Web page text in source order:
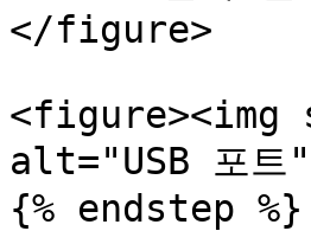
</figure>
<figure><img
alt="USB 포
{% endstep %}